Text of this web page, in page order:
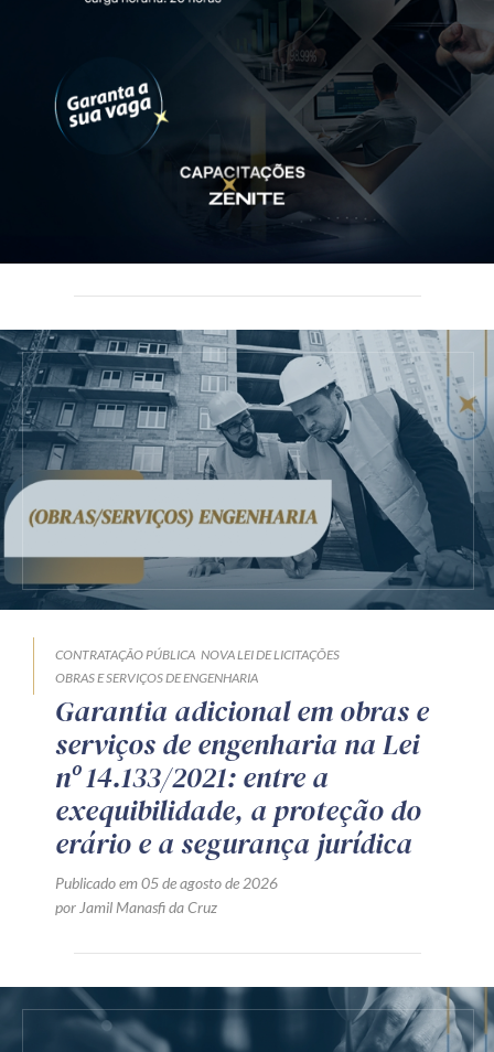
CONTRATAÇÃO PÚBLICA NOVA LEI DE LICITAÇÕES
OBRAS E SERVIÇOS DE ENGENHARIA
Garantia adicional em obras e
serviços de engenharia na Lei
nº 14.133/2021: entre a
exequibilidade, a proteção do
erário e a segurança jurídica
Publicado em 05 de agosto de 2026
por Jamil Manasfi da Cruz